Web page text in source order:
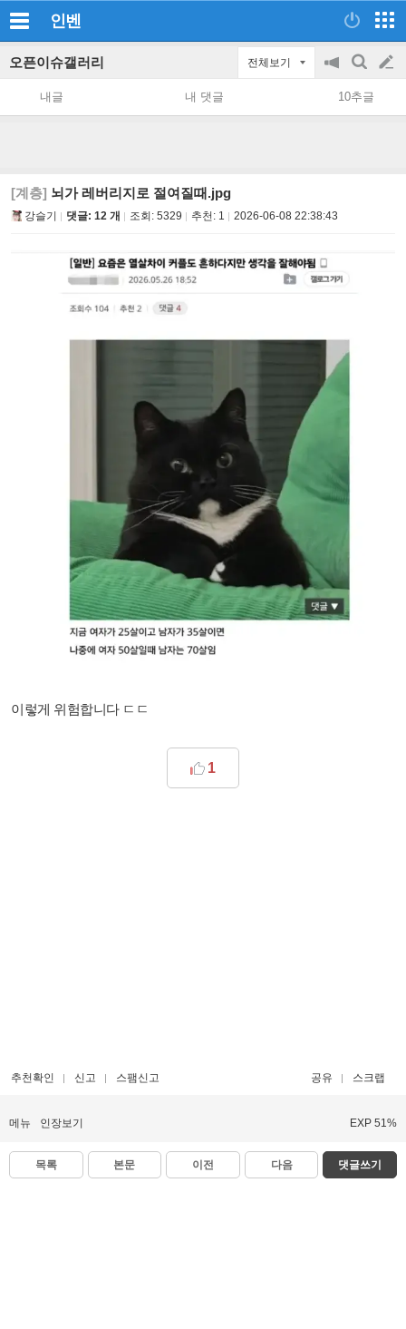
인벤
오픈이슈갤러리 전체보기
공
지
on/off
검
색
글
쓰
내글 내 댓글 10추글
[계층] 뇌가 레버리지로 절여질때.jpg
강슬기 댓글: 12 개 조회: 5329 추천: 1 2026-06-08 22:38:43
이렇게 위험합니다 ㄷㄷ
1
추천확인 신고 스팸신고 공유 스크랩
메뉴 인장보기 EXP 51%
목록 본문 이전 다음 댓글쓰기